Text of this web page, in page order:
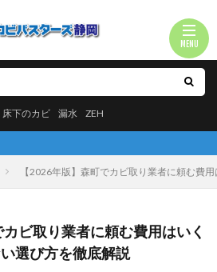
床下のカビ 漏水 ZEH
【2026年版】森町でカビ取り業者に頼む費
カビ取り業者に頼む費用はいく
選び方を徹底解説